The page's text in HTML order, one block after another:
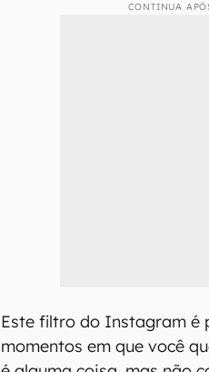
CONTINUA
Este filtro do Instagram é
momentos em que você